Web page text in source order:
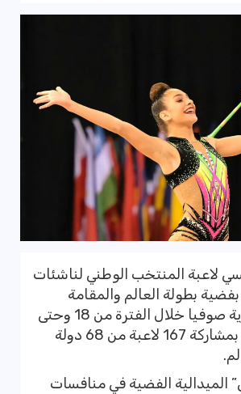
لاعبة المنتخب الوطني لناشئات
بفضية بطولة العالم والمقامة
بالعاصمة البلغارية صوفيا خلال الفترة من 18 وحتى
22 يونيو الجاري بمشاركة 167 لاعبة من 68 دولة
الفضية في منافسات